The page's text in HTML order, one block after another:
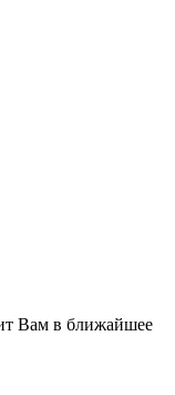
Вам в ближайшее